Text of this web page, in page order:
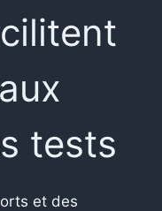
tests
et des